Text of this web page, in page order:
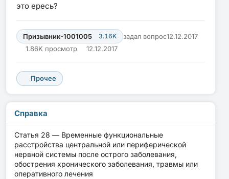
это ересь?
Призывник-1001005 3.16K задал вопрос12.12.2017
1.86K просмотр
12.12.2017
Прочее
Справка
Статья 28 — Временные функциональные
расстройства центральной или периферической
нервной системы после острого заболевания,
обострения хронического заболевания, травмы или
оперативного лечения